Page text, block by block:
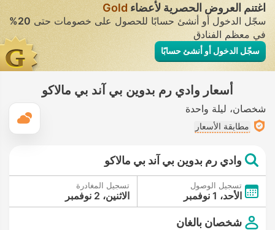
اغتنم العروض الحصرية لأعضاء Gold
سجّل الدخول أو أنشئ حسابًا للحصول على خصومات حتى20%
في معظم الفنادق
سجّل الدخول أو أنشئ حسابًا
أسعار وادي رم بدوين بي آند بي مالاكو
شخصان ليلة واحدة
مطابقة الأسعار
وادي رم بدوين بي آند بي مالاكو
تسجيل الوصول
الأحد، 1 نوفمبر
تسجيل المغادرة
الاثنين، 2 نوفمبر
شخصان بالغان